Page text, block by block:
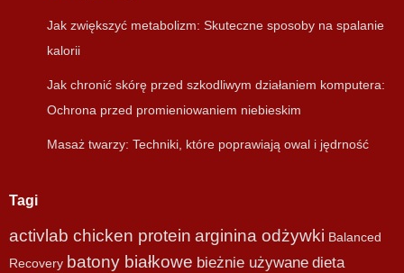
Jak zwiększyć metabolizm: Skuteczne sposoby na spalanie
kalorii
Jak chronić skórę przed szkodliwym działaniem komputera:
Ochrona przed promieniowaniem niebieskim
Masaż twarzy: Techniki, które poprawiają owal i jędrność
Tagi
activlab chicken protein arginina odżywki Balanced
Recovery batony białkowe bieżnie używane dieta